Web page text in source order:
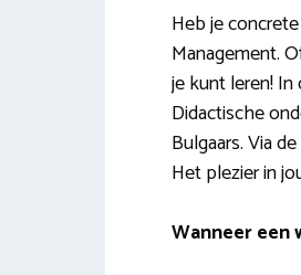
Heb je
Management.
je kunt leren!
Didactische
Bulgaars. Via
Het plezier in
Wanneer een